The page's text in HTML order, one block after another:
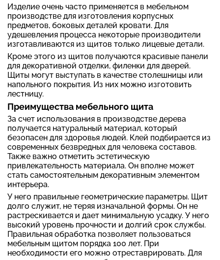
Изделие очень часто применяется в мебельном
производстве для изготовления корпусных
предметов, боковых деталей кровати. Для
удешевления процесса некоторые производители
изготавливаются из щитов только лицевые детали.
Кроме этого из щитов получаются красивые панели
для декоративной отделки, филенки для дверей.
Щиты могут выступать в качестве столешницы или
напольного покрытия. Из них можно изготовить
лестницу.
Преимущества мебельного щита
За счет использования в производстве дерева
получается натуральный материал, который
безопасен для здоровья людей. Клей подбирается из
современных безвредных для человека составов.
Также важно отметить эстетическую
привлекательность материала. Он вполне может
стать самостоятельным декоративным элементом
интерьера.
У него правильные геометрические параметры. Щит
долго служит, не теряя изначальной формы. Он не
растрескивается и дает минимальную усадку. У него
высокий уровень прочности и долгий срок службы.
Правильная обработка позволяет пользоваться
мебельным щитом порядка 100 лет. При
необходимости его можно отреставрировать. Для